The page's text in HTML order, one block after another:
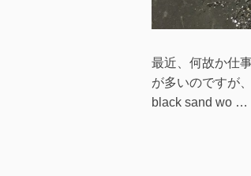
最近、何故か仕
が多いのですが
black sand wo …